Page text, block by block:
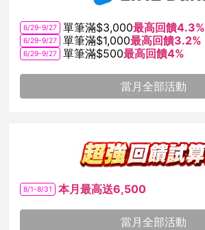
6/29-9/27 單筆滿$3,000最高回饋4.3%
6/29-9/27 單筆滿$1,000最高回饋3.2%
6/29-9/27 單筆滿$500最高回饋4%
當月全部活動
8/1-8/31 本月最高送6,500
當月全部活動